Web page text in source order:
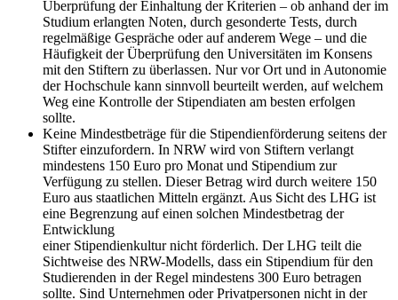
Überprüfung der Einhaltung der Kriterien – ob anhand der im
Studium erlangten Noten, durch gesonderte Tests, durch
regelmäßige Gespräche oder auf anderem Wege – und die
Häufigkeit der Überprüfung den Universitäten im Konsens
mit den Stiftern zu überlassen. Nur vor Ort und in Autonomie
der Hochschule kann sinnvoll beurteilt werden, auf welchem
Weg eine Kontrolle der Stipendiaten am besten erfolgen
sollte.
Keine Mindestbeträge für die Stipendienförderung seitens der
Stifter einzufordern. In NRW wird von Stiftern verlangt
mindestens 150 Euro pro Monat und Stipendium zur
Verfügung zu stellen. Dieser Betrag wird durch weitere 150
Euro aus staatlichen Mitteln ergänzt. Aus Sicht des LHG ist
eine Begrenzung auf einen solchen Mindestbetrag der
Entwicklung
einer Stipendienkultur nicht förderlich. Der LHG teilt die
Sichtweise des NRW-Modells, dass ein Stipendium für den
Studierenden in der Regel mindestens 300 Euro betragen
sollte. Sind Unternehmen oder Privatpersonen nicht in der